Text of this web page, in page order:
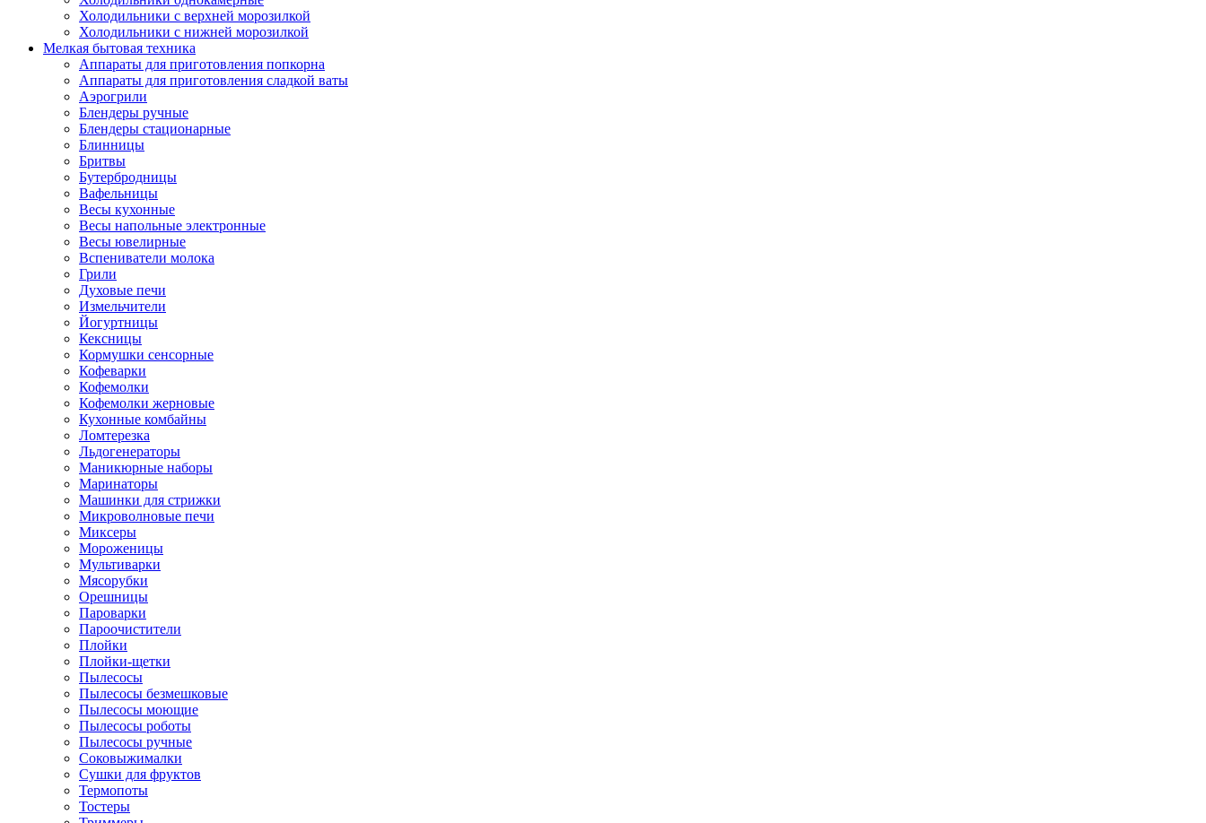
Холодильники с верхней морозилкой
Холодильники с нижней морозилкой
Мелкая бытовая техника
Аппараты для приготовления попкорна
Аппараты для приготовления сладкой ваты
Аэрогрили
Блендеры ручные
Блендеры стационарные
Блинницы
Бритвы
Бутербродницы
Вафельницы
Весы кухонные
Весы напольные электронные
Весы ювелирные
Вспениватели молока
Грили
Духовые печи
Измельчители
Йогуртницы
Кексницы
Кормушки сенсорные
Кофеварки
Кофемолки
Кофемолки жерновые
Кухонные комбайны
Ломтерезка
Льдогенераторы
Маникюрные наборы
Маринаторы
Машинки для стрижки
Микроволновые печи
Миксеры
Мороженицы
Мультиварки
Мясорубки
Орешницы
Пароварки
Пароочистители
Плойки
Плойки-щетки
Пылесосы
Пылесосы безмешковые
Пылесосы моющие
Пылесосы роботы
Пылесосы ручные
Соковыжималки
Сушки для фруктов
Термопоты
Тостеры